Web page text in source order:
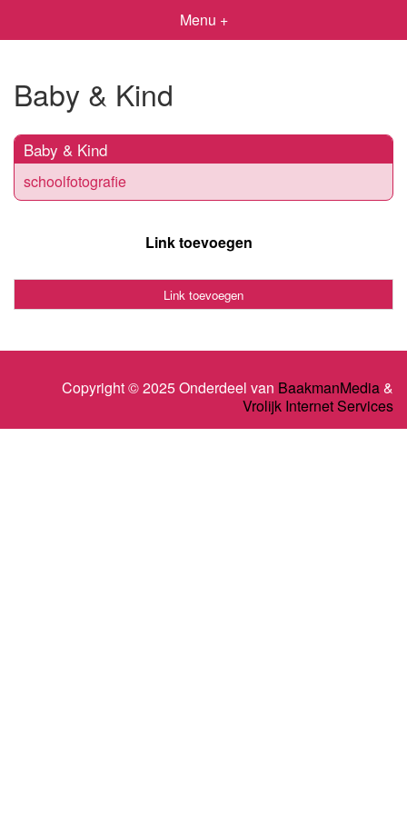
Menu +
Baby & Kind
Baby & Kind
schoolfotografie
Link toevoegen
Link toevoegen
Copyright © 2025 Onderdeel van BaakmanMedia&
Vrolijk Internet Services